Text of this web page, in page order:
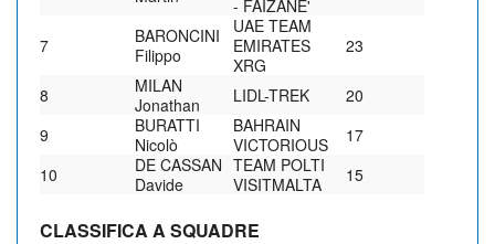
- FAIZANE'
7
BARONCINI
Filippo
UAE TEAM
EMIRATES
XRG
23
8
MILAN
Jonathan
LIDL-TREK
20
9
BURATTI
Nicolò
BAHRAIN
VICTORIOUS
17
10
DE CASSAN
Davide
TEAM POLTI
VISITMALTA
15
CLASSIFICA A SQUADRE